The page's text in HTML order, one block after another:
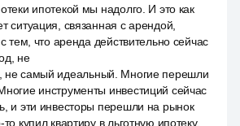
ипотекой мы надолго. И это как
ситуация, связанная с арендой,
тем, что аренда действительно сейчас
не
самый идеальный. Многие перешли
инструменты инвестиций сейчас
и эти инвесторы перешли на рынок
купил квартиру в льготную ипотеку,